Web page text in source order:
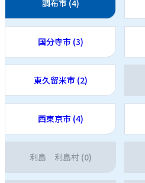
調布市 (4)
国分寺市 (3)
東久留米市 (2)
西東京市 (4)
利島 利島村 (0)